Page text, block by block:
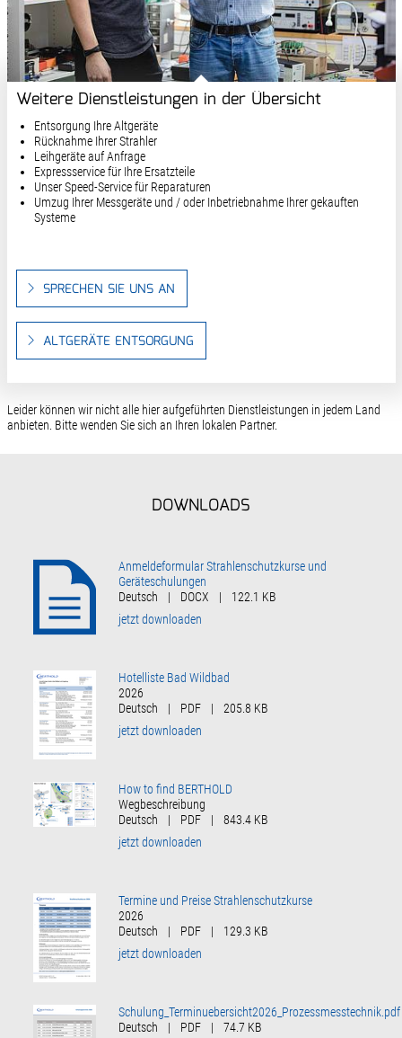
Weitere Dienstleistungen in der Übersicht
Entsorgung Ihre Altgeräte
Rücknahme Ihrer Strahler
Leihgeräte auf Anfrage
Expressservice für Ihre Ersatzteile
Unser Speed-Service für Reparaturen
Umzug Ihrer Messgeräte und / oder Inbetriebnahme Ihrer gekauften
Systeme
SPRECHEN SIE UNS AN
ALTGERÄTE ENTSORGUNG
Leider können wir nicht alle hier aufgeführten Dienstleistungen in jedem Land
anbieten. Bitte wenden Sie sich an Ihren lokalen Partner.
DOWNLOADS
Anmeldeformular Strahlenschutzkurse und
Geräteschulungen
Deutsch
| DOCX |
122.1 KB
jetzt downloaden
Hotelliste Bad Wildbad
2026
Deutsch
| PDF |
205.8 KB
jetzt downloaden
How to find BERTHOLD
Wegbeschreibung
Deutsch
| PDF |
843.4 KB
jetzt downloaden
Termine und Preise Strahlenschutzkurse
2026
Deutsch
| PDF |
129.3 KB
jetzt downloaden
Schulung_Terminuebersicht2026_Prozessmesstechnik.pdf
Deutsch
| PDF |
74.7 KB